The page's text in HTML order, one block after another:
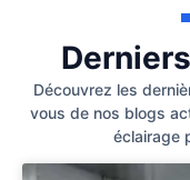
Découvrez les
vous de nos blogs
éclairage